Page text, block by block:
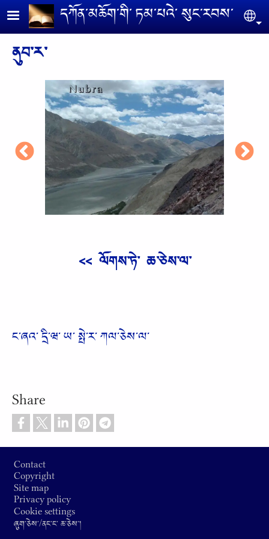
Skip to main contentདཀོན༌མཆོག༌གི༌ ཏམ༌པའེ༌ སུང༌རབས༌
ནུབ༌ར༌
<< ལོགས༌ཏེ༌ ཆ༌ཅེས༌ལ༌
ང༌ཞའ༌ དྲི༌ཝ༌ ཡ༌ སྤེ༌ར༌ ཀལ༌ཅེས༌ལ༌
Share
Footer
Contact
Copyright
Site map
Privacy policy
Cookie settings
ཞུག༌ཅེས༌/ནང༌ང༌ ཆ༌ཅེས༌།